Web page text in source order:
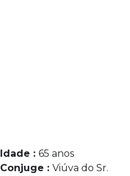
Idade : 65 anos
Conjuge : Viúva do Sr.